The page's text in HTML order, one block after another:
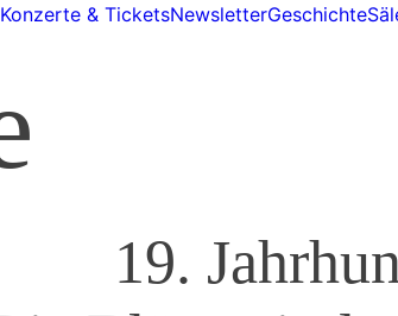
Konzerte & TicketsNewsletterGeschichte
19.